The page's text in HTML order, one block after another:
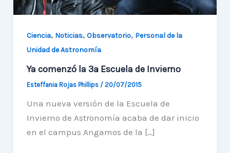
Ciencia, Noticias, Observatorio, Personal de la
Unidad de Astronomía
Ya comenzó la 3ª Escuela de Invierno
Esteffania Rojas Phillips / 20/07/2015
Una nueva versión de la Escuela de
Invierno de Astronomía acaba de dar inicio
en el campus Angamos de la […]